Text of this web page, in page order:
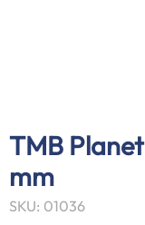
TMB
mm
SKU: 01036